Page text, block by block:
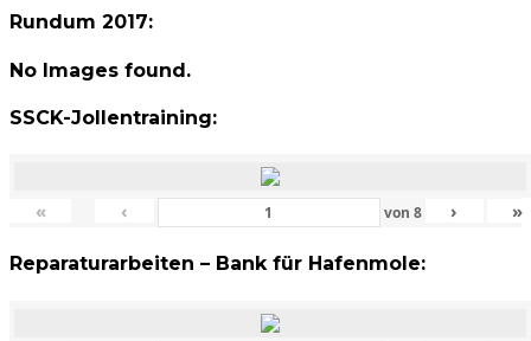
Rundum 2017:
No Images found.
SSCK-Jollentraining:
« ‹ von 8 › »
Reparaturarbeiten – Bank für Hafenmole: